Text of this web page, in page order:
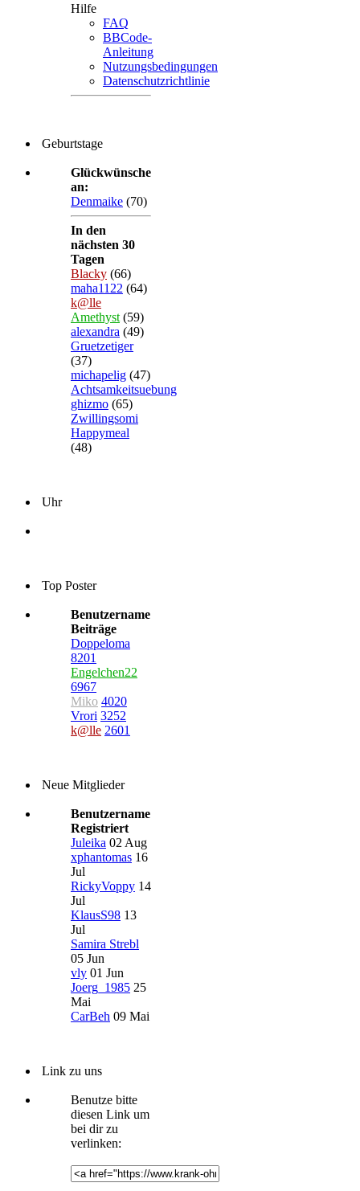
Hilfe
FAQ
BBCode-
Anleitung
Nutzungsbedingungen
Datenschutzrichtlinie
Geburtstage
Glückwünsche
an:
Denmaike (70)
In den
nächsten 30
Tagen
Blacky (66)
maha1122 (64)
k@lle
Amethyst (59)
alexandra (49)
Gruetzetiger
(37)
michapelig (47)
Achtsamkeitsuebung
ghizmo (65)
Zwillingsomi
Happymeal
(48)
Uhr
Top Poster
Benutzername
Beiträge
Doppeloma
8201
Engelchen22
6967
Miko 4020
Vrori 3252
k@lle 2601
Neue Mitglieder
Benutzername
Registriert
Juleika 02 Aug
xphantomas 16
Jul
RickyVoppy 14
Jul
KlausS98 13
Jul
Samira Strebl
05 Jun
vly 01 Jun
Joerg_1985 25
Mai
CarBeh 09 Mai
Link zu uns
Benutze bitte
diesen Link um
bei dir zu
verlinken: